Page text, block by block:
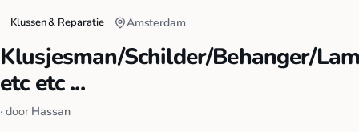
Klussen & Reparatie Amsterdam
Klusjesman/Schilder/Behanger/
etc etc ...
· door Hassan